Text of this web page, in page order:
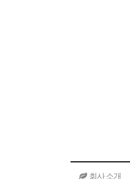
회사 소개